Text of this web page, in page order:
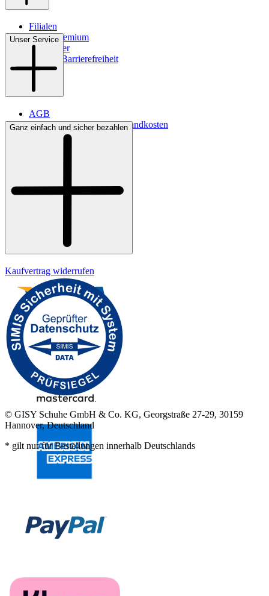
Filialen
WMS-Premium
Newsletter
Digitale Barrierefreiheit
Unser Service
AGB
Lieferbedingungen & Versandkosten
Bezahlung
Ganz einfach und sicher bezahlen
Kaufvertrag widerrufen
© GISY Schuhe GmbH & Co. KG, Georgstraße 27-29, 30159
Hannover, Deutschland
* gilt nur für Bestellungen innerhalb Deutschlands